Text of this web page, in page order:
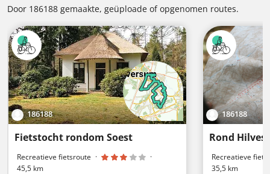
Door 186188 gemaakte, geüploade of opgenomen routes.
186188
Fietstocht rondom Soest
Recreatieve fietsroute ·
·
45,5 km
186188
Rond
Recreatieve
35,5 km